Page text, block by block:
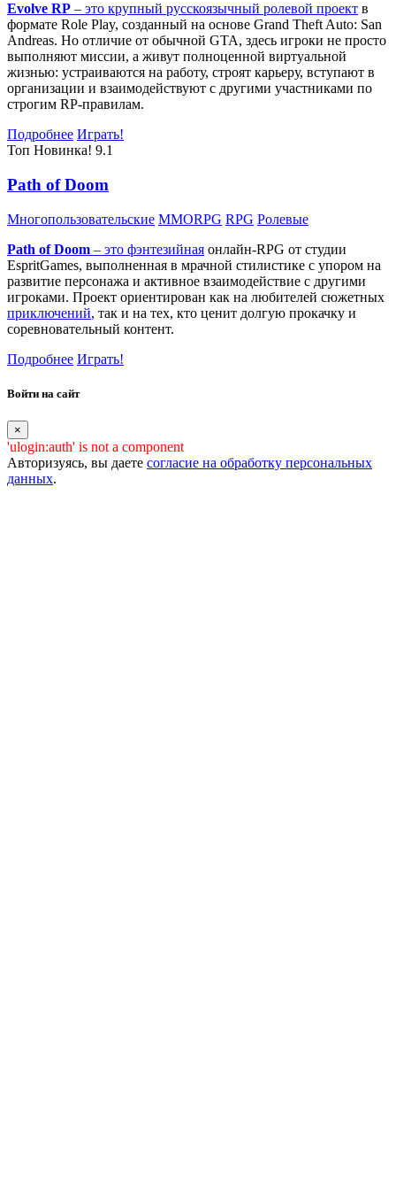
Evolve RP – это крупный русскоязычный ролевой проект в
формате Role Play, созданный на основе Grand Theft Auto: San
Andreas. Но отличие от обычной GTA, здесь игроки не просто
выполняют миссии, а живут полноценной виртуальной
жизнью: устраиваются на работу, строят карьеру, вступают в
организации и взаимодействуют с другими участниками по
строгим RP-правилам.
Подробнее Играть!
Топ Новинка! 9.1
Path of Doom
Многопользовательские MMORPG RPG Ролевые
Path of Doom – это фэнтезийная онлайн-RPG от студии
EspritGames, выполненная в мрачной стилистике с упором на
развитие персонажа и активное взаимодействие с другими
игроками. Проект ориентирован как на любителей сюжетных
приключений, так и на тех, кто ценит долгую прокачку и
соревновательный контент.
Подробнее Играть!
Войти на сайт
×
'ulogin:auth' is not a component
Авторизуясь, вы даете согласие на обработку персональных
данных.